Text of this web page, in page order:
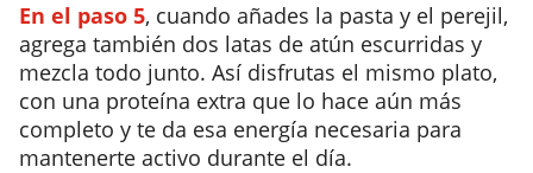
En el paso 5, cuando añades la pasta y el perejil,
agrega también dos latas de atún escurridas y
mezcla todo junto. Así disfrutas el mismo plato,
con una proteína extra que lo hace aún más
completo y te da esa energía necesaria para
mantenerte activo durante el día.